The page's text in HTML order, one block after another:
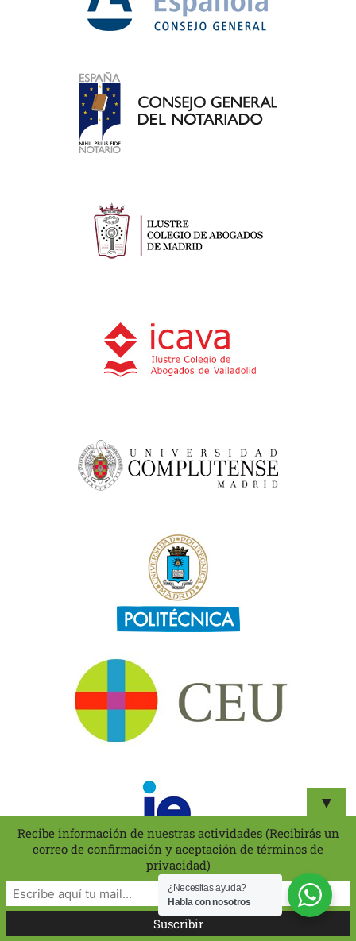
▼
Recibe información de nuestras actividades (Recibirás un
correo de confirmación y aceptación de términos de
privacidad)
¿Necesitas ayuda?
Habla con nosotros